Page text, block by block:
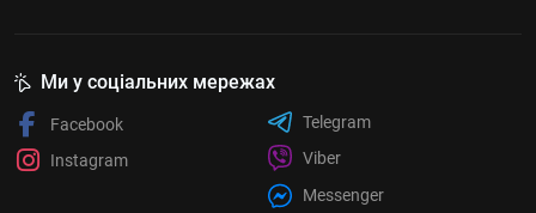
Ми у соціальних мережах
Facebook
Instagram
Telegram
Viber
Messenger